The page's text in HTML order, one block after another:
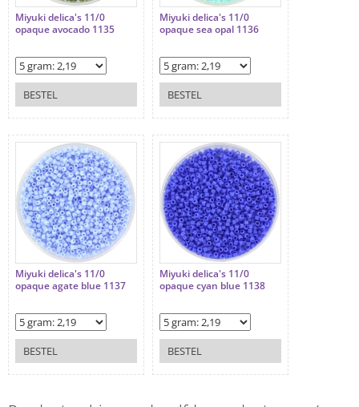
Miyuki delica's 11/0
opaque avocado 1135
BESTEL
Miyuki delica's 11/0
opaque sea opal 1136
BESTEL
Miyuki delica's 11/0
opaque agate blue 1137
BESTEL
Miyuki delica's 11/0
opaque cyan blue 1138
BESTEL